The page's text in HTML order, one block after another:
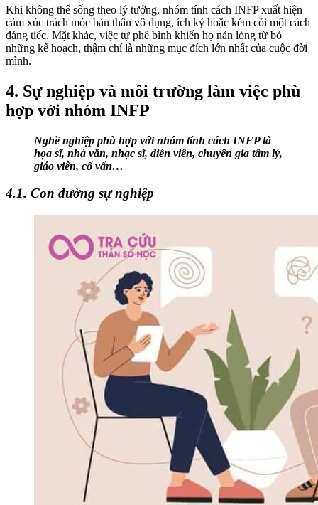
Khi không thể sống theo lý tưởng, nhóm tính cách INFP xuất hiện
cảm xúc trách móc bản thân vô dụng, ích kỷ hoặc kém cỏi một cách
đáng tiếc. Mặt khác, việc tự phê bình khiến họ nản lòng từ bỏ
những kế hoạch, thậm chí là những mục đích lớn nhất của cuộc đời
mình.
4. Sự nghiệp và môi trường làm việc phù
hợp với nhóm INFP
Nghề nghiệp phù hợp với nhóm tính cách INFP là
họa sĩ, nhà văn, nhạc sĩ, diễn viên, chuyên gia tâm lý,
giáo viên, cố vấn…
4.1. Con đường sự nghiệp